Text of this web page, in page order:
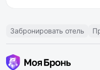
Забронировать отель